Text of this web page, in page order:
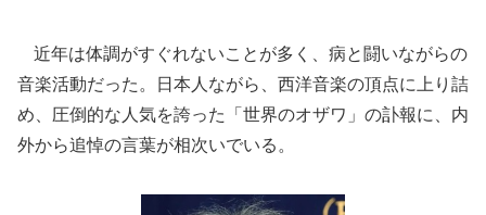
近年は体調がすぐれないことが多く、病と闘いながらの
音楽活動だった。日本人ながら、西洋音楽の頂点に上り詰
め、圧倒的な人気を誇った「世界のオザワ」の訃報に、内
外から追悼の言葉が相次いでいる。